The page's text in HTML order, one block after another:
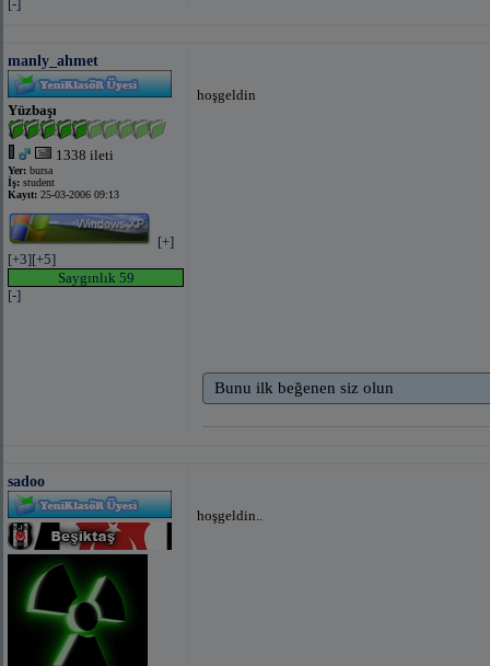
[-]
manly_ahmet
Yüzbaşı
1338 ileti
Yer: bursa
İş: student
Kayıt: 25-03-2006 09:13
[+]
[+3][+5]
Saygınlık 59
[-]
hoşgeldin
Bunu ilk beğenen siz olun
sadoo
hoşgeldin..